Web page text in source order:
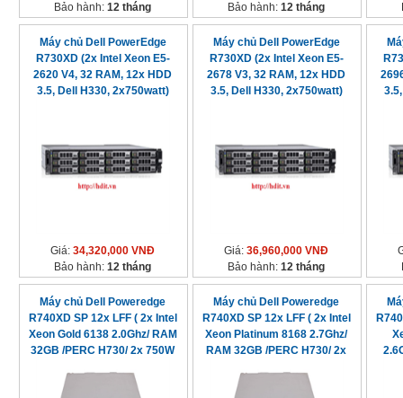
Bảo hành:12 tháng
Bảo hành:12 tháng
Máy chủ Dell PowerEdge
R730XD (2x Intel Xeon E5-
2620 V4, 32 RAM, 12x HDD
3.5, Dell H330, 2x750watt)
Giá:34,320,000 VNĐ
Bảo hành:12 tháng
Máy chủ Dell PowerEdge
R730XD (2x Intel Xeon E5-
2678 V3, 32 RAM, 12x HDD
3.5, Dell H330, 2x750watt)
Giá:36,960,000 VNĐ
Bảo hành:12 tháng
Máy chủ Dell Poweredge
R740XD SP 12x LFF ( 2x Intel
Xeon Gold 6138 2.0Ghz/ RAM
32GB /PERC H730/ 2x 750W
Máy chủ Dell Poweredge
R740XD SP 12x LFF ( 2x Intel
Xeon Platinum 8168 2.7Ghz/
RAM 32GB /PERC H730/ 2x